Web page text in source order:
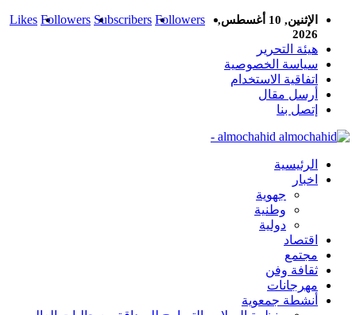
Likes Followers Subscribers Followers
الإثنين, 10 أغسطس,
2026
هيئة التحرير
سياسة الخصوصية
اتفاقية الاستخدام
أرسل مقال
إتصل بنا
almochahid -
الرئيسية
اخبار
جهوية
وطنية
دولية
اقتصاد
مجتمع
ثقافة وفن
مهرجانات
أنشطة جمعوية